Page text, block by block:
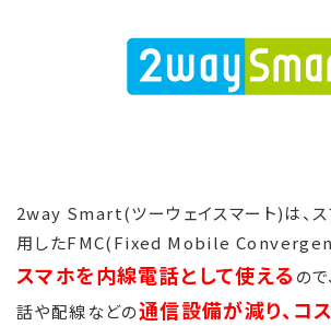
2way Smart(ツーウェイスマート)は、ス
用したFMC(Fixed Mobile
スマホを内線電話として使える の
話や配線などの通信設備が減り、コ